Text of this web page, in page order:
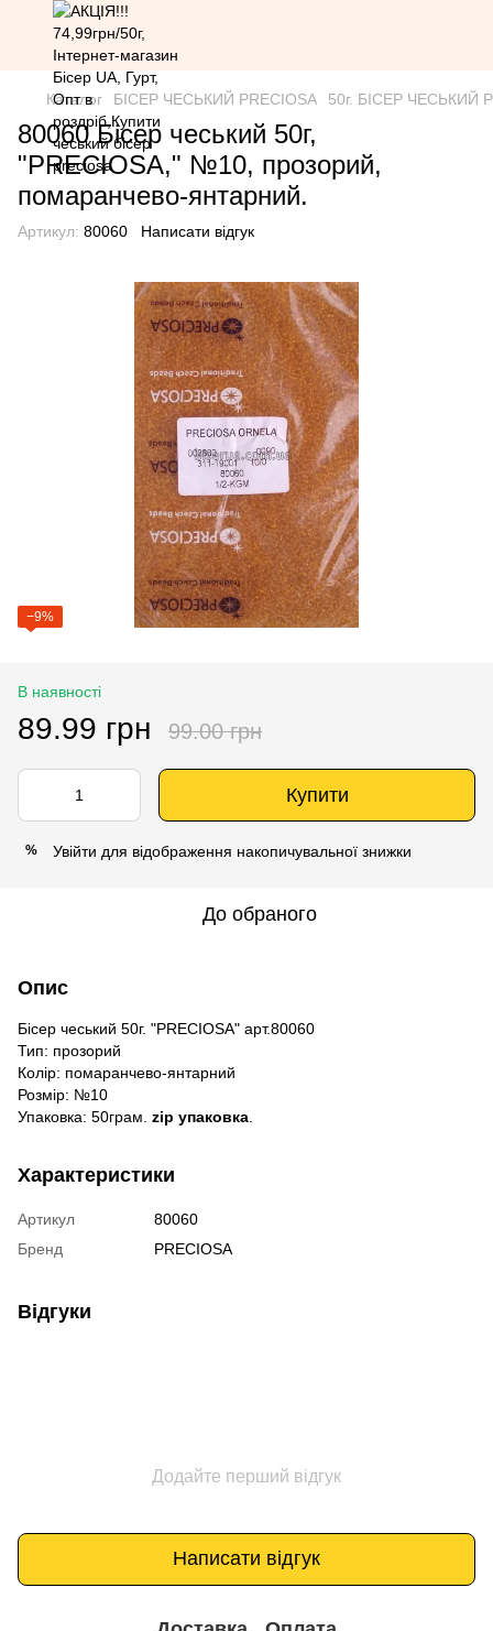
Каталог БІСЕР ЧЕСЬКИЙ PRECIOSA 50г. БІСЕР ЧЕСЬКИЙ
80060 Бісер чеський 50г,
"PRECIOSA," №10, прозорий,
помаранчево-янтарний.
Артикул: 80060 Написати відгук
−9%
В наявності
89.99 грн 99.00 грн
Купити
% Увійти для відображення накопичувальної знижки
До обраного
Опис
Бісер чеський 50г. "PRECIOSA" арт.80060
Тип: прозорий
Колір: помаранчево-янтарний
Розмір: №10
Упаковка: 50грам. zip упаковка
Характеристики
Артикул
80060
Бренд
PRECIOSA
Відгуки
Додайте перший відгук
Написати відгук